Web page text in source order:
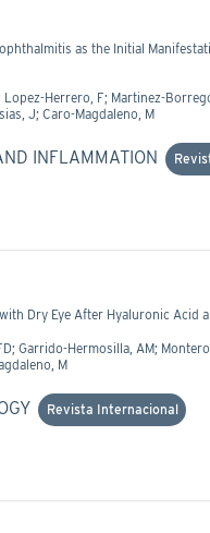
as the Initial
Herrero, F; Martinez-
J; Caro-Magdaleno, M
INFLAMMATION
Dry Eye After Hyaluronic Acid
Garrido-Hermosilla, AM;
M
Revista Internacional